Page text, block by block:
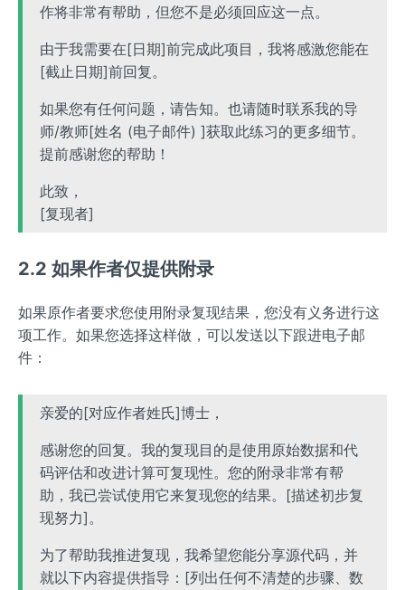
作将非常有帮助，但您不是必须回应这一点。
由于我需要在[日期]前完成此项目，我将感激您能在
[截止日期]前回复。
如果您有任何问题，请告知。也请随时联系我的导
师/教师[姓名 (电子邮件) ]获取此练习的更多细节。
提前感谢您的帮助！
此致，
[复现者]
2.2 如果作者仅提供附录
如果原作者要求您使用附录复现结果，您没有义务进行这
项工作。如果您选择这样做，可以发送以下跟进电子邮
件：
亲爱的[对应作者姓氏]博士，
感谢您的回复。我的复现目的是使用原始数据和代
码评估和改进计算可复现性。您的附录非常有帮
助，我已尝试使用它来复现您的结果。[描述初步复
现努力]。
为了帮助我推进复现，我希望您能分享源代码，并
就以下内容提供指导：[列出任何不清楚的步骤、数